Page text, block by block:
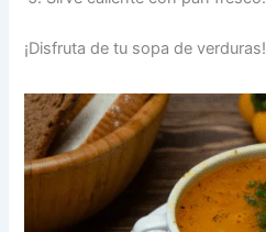
¡Disfruta de tu sopa de verduras!